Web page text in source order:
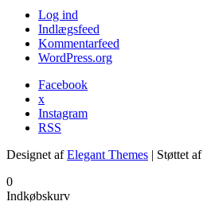
Log ind
Indlægsfeed
Kommentarfeed
WordPress.org
Facebook
x
Instagram
RSS
Designet afElegant Themes | Støttet af
0
Indkøbskurv